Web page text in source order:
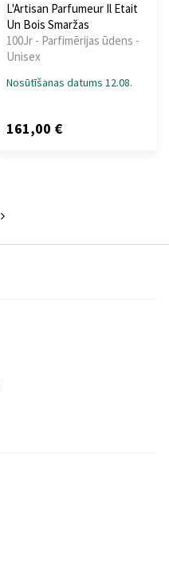
L'Artisan Parfumeur Il Etait
Un Bois Smaržas
100Jr - Parfimērijas ūdens -
Unisex
Nosūtīšanas datums 12.08.
161,00 €